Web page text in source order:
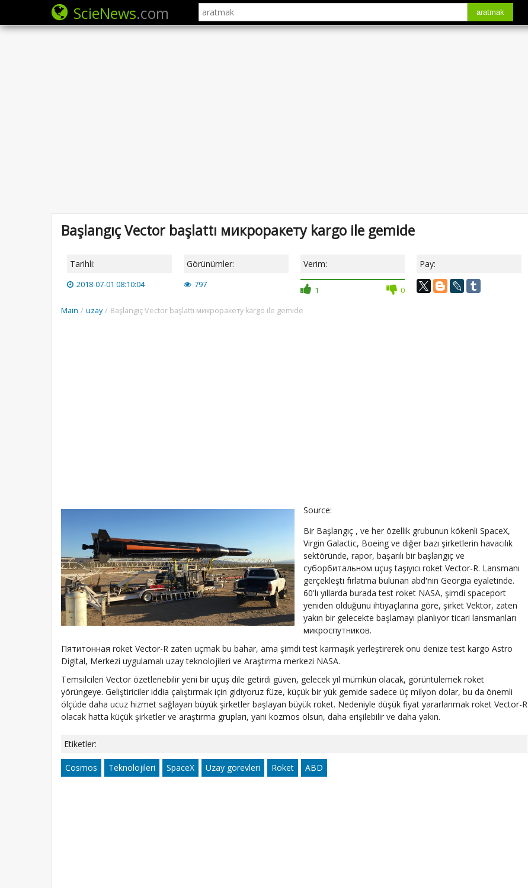
ScieNews.com aratmak
Başlangıç Vector başlattı микроракету kargo ile gemide
Tarihli:
2018-07-01 08:10:04
Görünümler:
797
Verim:
1 0
Pay:
Main / uzay / Başlangıç Vector başlattı микроракету kargo ile gemide
Source:
Bir Başlangıç , ve her özellik grubunun kökenli SpaceX,
Virgin Galactic, Boeing ve diğer bazı şirketlerin havacılık
sektöründe, rapor, başarılı bir başlangıç ve
суборбитальном uçuş taşıyıcı roket Vector-R. Lansmanı
gerçekleşti fırlatma bulunan abd'nin Georgia eyaletinde.
60'lı yıllarda burada test roket NASA, şimdi spaceport
yeniden olduğunu ihtiyaçlarına göre, şirket Vektör, zaten
yakın bir gelecekte başlamayı planlıyor ticari lansmanları
микроспутников.
Пятитонная roket Vector-R zaten uçmak bu bahar, ama şimdi test karmaşık yerleştirerek onu denize test kargo Astro
Digital, Merkezi uygulamalı uzay teknolojileri ve Araştırma merkezi NASA.
Temsilcileri Vector özetlenebilir yeni bir uçuş dile getirdi güven, gelecek yıl mümkün olacak, görüntülemek roket
yörüngeye. Geliştiriciler iddia çalıştırmak için gidiyoruz füze, küçük bir yük gemide sadece üç milyon dolar, bu da önemli
ölçüde daha ucuz hizmet sağlayan büyük şirketler başlayan büyük roket. Nedeniyle düşük fiyat yararlanmak roket Vector-R
olacak hatta küçük şirketler ve araştırma grupları, yani kozmos olsun, daha erişilebilir ve daha yakın.
Etiketler:
Cosmos Teknolojileri SpaceX Uzay görevleri Roket ABD